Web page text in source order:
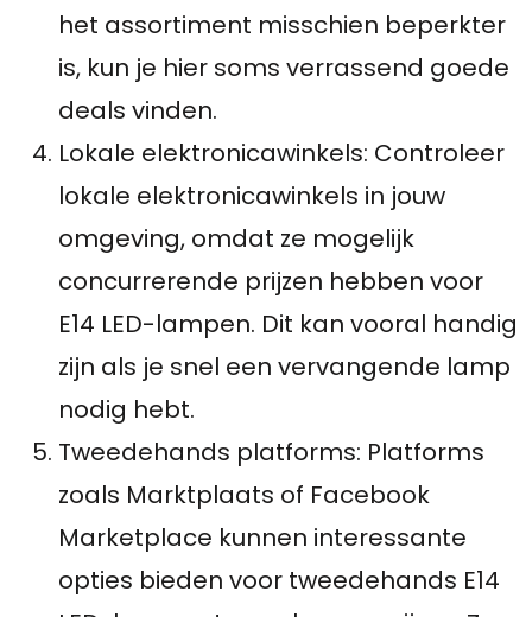
het assortiment misschien beperkter
is, kun je hier soms verrassend goede
deals vinden.
Lokale elektronicawinkels: Controleer
lokale elektronicawinkels in jouw
omgeving, omdat ze mogelijk
concurrerende prijzen hebben voor
E14 LED-lampen. Dit kan vooral handig
zijn als je snel een vervangende lamp
nodig hebt.
Tweedehands platforms: Platforms
zoals Marktplaats of Facebook
Marketplace kunnen interessante
opties bieden voor tweedehands E14